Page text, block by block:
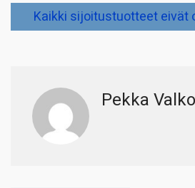
Kaikki sijoitustuotteet eivät
Pekka